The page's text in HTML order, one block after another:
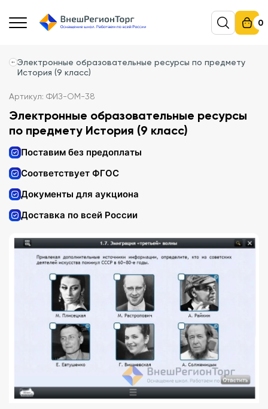
0
Электронные образовательные ресурсы по предмету
История (9 класс)
Артикул: ФИЗ-ОМ-38
Электронные образовательные ресурсы
по предмету История (9 класс)
Поставим без предоплаты
Соответствует ФГОС
Документы для аукциона
Доставка по всей России